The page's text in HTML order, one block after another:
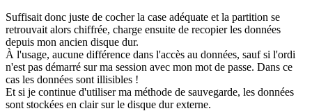
Suffisait donc juste de cocher la case adéquate et la partition se
retrouvait alors chiffrée, charge ensuite de recopier les données
depuis mon ancien disque dur.
À l'usage, aucune différence dans l'accès au données, sauf si l'ordi
n'est pas démarré sur ma session avec mon mot de passe. Dans ce
cas les données sont illisibles !
Et si je continue d'utiliser ma méthode de sauvegarde, les données
sont stockées en clair sur le disque dur externe.